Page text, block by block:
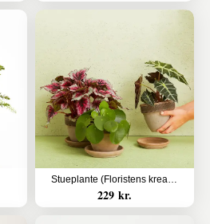
Stueplante (Floristens kreative valg) inkl. potte
229 kr.